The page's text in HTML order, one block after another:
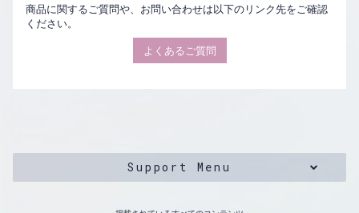
商品に関するご質問や、お問い合わせは以下のリンク先をご確認
ください。
よくあるご質問
Support Menu